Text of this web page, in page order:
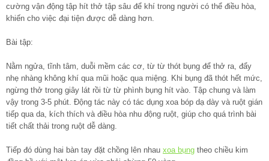
cường vận động tập hít thở tập sâu để khí trong người có thể điều hòa,
khiến cho việc đại tiện được dễ dàng hơn.
Bài tập:
Nằm ngửa, tĩnh tâm, duỗi mềm các cơ, từ từ thót bụng để thở ra, đẩy
nhẹ nhàng không khí qua mũi hoặc qua miệng. Khi bụng đã thót hết mức,
ngừng thở trong giây lát rồi từ từ phình bụng hít vào. Tập chung và làm
vậy trong 3-5 phút. Động tác này có tác dụng xoa bóp dạ dày và ruột gián
tiếp qua da, kích thích và điều hòa nhu động ruột, giúp cho quá trình bài
tiết chất thải trong ruột dễ dàng.
Tiếp đó dùng hai bàn tay đặt chồng lên nhau xoa bụng theo chiều kim